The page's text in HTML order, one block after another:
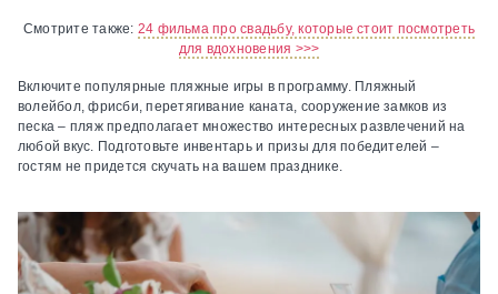
Смотрите также: 24 фильма про свадьбу, которые стоит посмотреть
для вдохновения >>>
Включите популярные пляжные игры в программу. Пляжный
волейбол, фрисби, перетягивание каната, сооружение замков из
песка – пляж предполагает множество интересных развлечений на
любой вкус. Подготовьте инвентарь и призы для победителей –
гостям не придется скучать на вашем празднике.